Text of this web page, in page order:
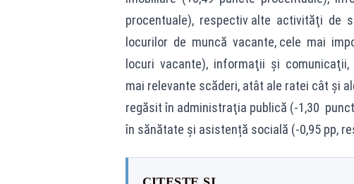
procentuale), respectiv alte activităţi de
locurilor de muncă vacante, cele mai
locuri vacante), informaţii şi comunicaţii,
mai relevante scăderi, atât ale ratei cât și
regăsit în administraţia publică (‐1,30
în sănătate și asistență socială (-0,95 pp,